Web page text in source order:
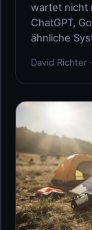
wartet nicht
ChatGPT,
ähnliche
David Richter